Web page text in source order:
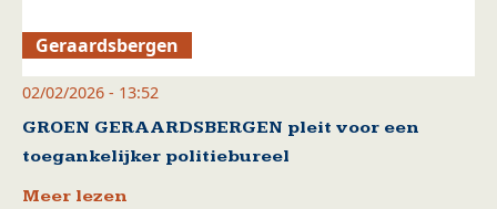
Geraardsbergen
02/02/2026 - 13:52
GROEN GERAARDSBERGEN pleit voor een
toegankelijker politiebureel
Meer lezen